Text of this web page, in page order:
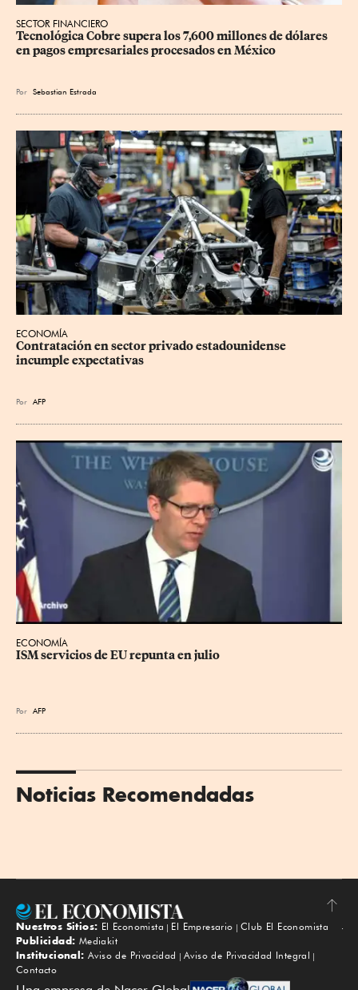
SECTOR FINANCIERO
Tecnológica Cobre supera los 7,600 millones de dólares
en pagos empresariales procesados en México
Por Sebastian Estrada
ECONOMÍA
Contratación en sector privado estadounidense
incumple expectativas
Por AFP
ECONOMÍA
ISM servicios de EU repunta en julio
Por AFP
Noticias Recomendadas
Subir
Nuestros Sitios: El Economista El Empresario
Club El Economista
Publicidad: Mediakit
Institucional: Aviso de Privacidad
Aviso de Privacidad Integral
Contacto